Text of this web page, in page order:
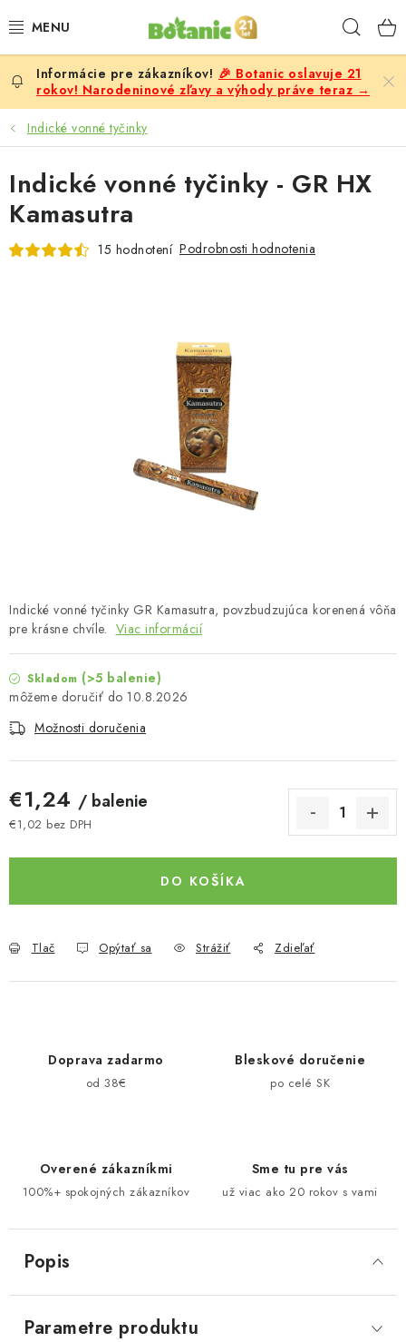
na
PREMIUM
DOPLNKY STRAVY
CIELE
POTRAVINY A NÁPOJE
🎉 Botanic oslavuje 21
rokov! Narodeninové zľavy a výhody práve teraz →
Indické vonné tyčinky
Indické vonné tyčinky GR Kamasutra, povzbudzujúca korenená vôňa
pre krásne chvíle. Viac informácií
Skladom (>5 balenie)
10.8.2026
Možnosti doručenia
€1,24 / balenie
€1,02 bez DPH
DO KOŠÍKA
Tlač Opýtať sa Strážiť Zdieľať
Indické vonné tyčinky - GR HX
Kamasutra
15 hodnotení Podrobnosti hodnotenia
Doprava zadarmo
od 38€
Bleskové doručenie
po celé SK
Overené zákazníkmi
100%+ spokojných zákazníkov
Sme tu pre vás
už viac ako 20 rokov s vami
Popis
Parametre produktu